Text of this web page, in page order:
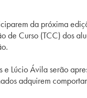
da próxima
de Curso (TCC) dos
e Lúcio Ávila serão
adquirem